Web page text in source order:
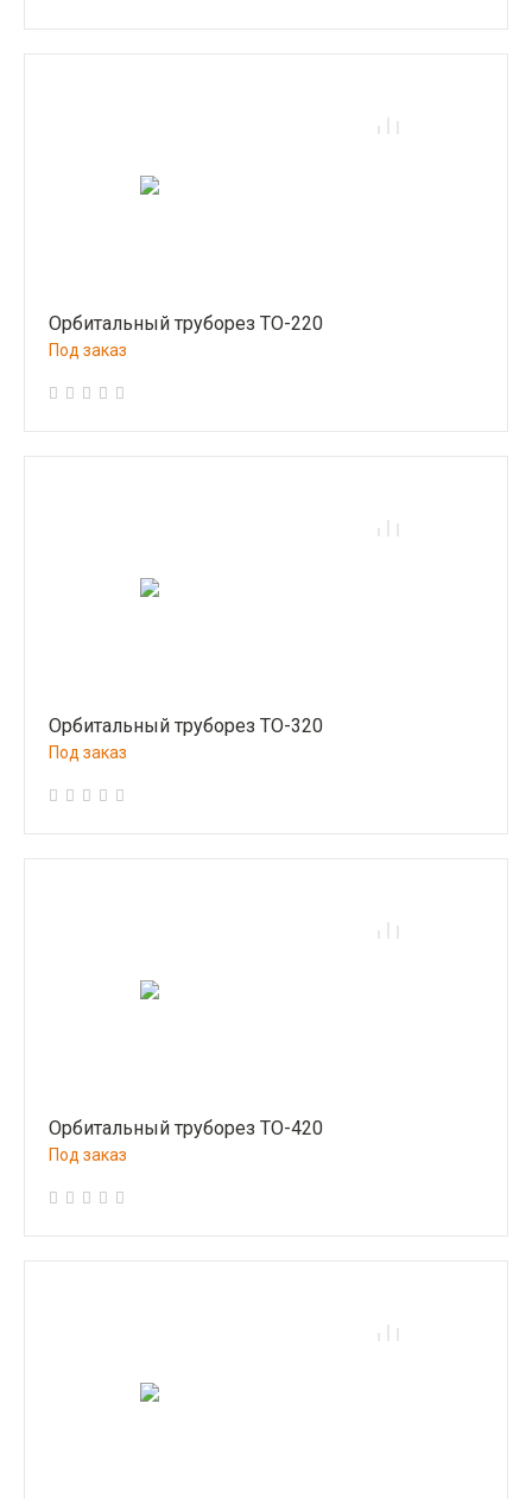
Орбитальный труборез ТО-220
Под заказ
Орбитальный труборез ТО-320
Под заказ
Орбитальный труборез ТО-420
Под заказ